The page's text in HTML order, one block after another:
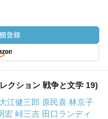
クション 戦争と文学 19)
江健三郎 原民喜 林京子
宏 峠三吉 田口ランディ